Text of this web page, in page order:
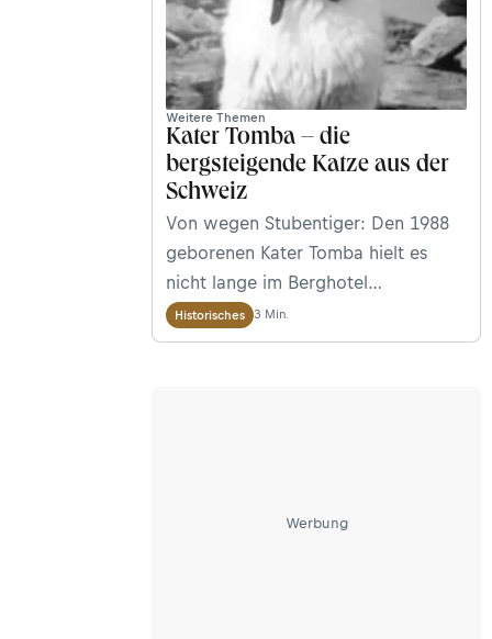
Weitere Themen
Kater Tomba – die
bergsteigende Katze aus der
Schweiz
Von wegen Stubentiger: Den 1988
geborenen Kater Tomba hielt es
nicht lange im Berghotel
Schwarenbach im Wallis, dessen
Wirtsleuten er gehörte. Stattdessen
Historisches 3 Min.
Werbung